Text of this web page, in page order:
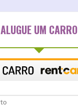
ALUGUE UM CARRO